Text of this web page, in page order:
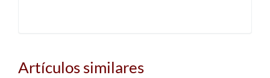
Artículos similares